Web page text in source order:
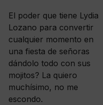
El poder que tiene Lydia
Lozano para convertir
cualquier momento en
una fiesta de señoras
dándolo todo con sus
mojitos? La quiero
muchísimo, no me
escondo.